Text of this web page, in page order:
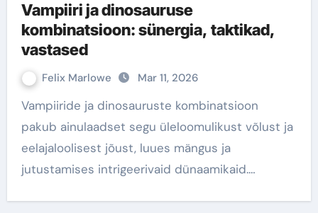
Vampiiri ja dinosauruse
kombinatsioon: sünergia, taktikad,
vastased
Felix Marlowe Mar 11, 2026
Vampiiride ja dinosauruste kombinatsioon
pakub ainulaadset segu üleloomulikust võlust ja
eelajaloolisest jõust, luues mängus ja
jutustamises intrigeerivaid dünaamikaid.…